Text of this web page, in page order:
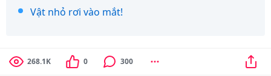
Vật nhỏ rơi vào mắt!
268.1K 0 300